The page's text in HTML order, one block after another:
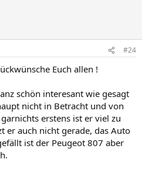
#24
Euch allen !
schön interesant wie gesagt
nicht in Betracht und von
erstens ist er viel zu
er auch nicht gerade, das Auto
ist der Peugeot 807 aber